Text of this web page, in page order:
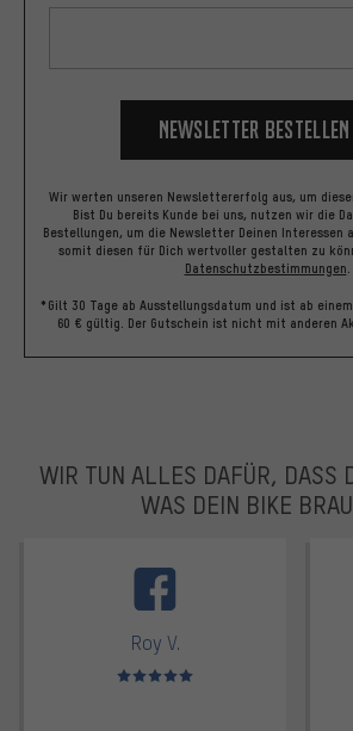
Newsletter bestellen
Wir werten unseren Newslettererfolg aus, um
Bist Du bereits Kunde bei uns, nutzen wir die
Bestellungen, um die Newsletter Deinen Interessen
somit diesen für Dich wertvoller gestalten zu
Datenschutzbestimmungen.
*Gilt 30 Tage ab Ausstellungsdatum und ist ab
60 € gültig. Der Gutschein ist nicht mit anderen
WIR TUN ALLES DAFÜR, DASS
WAS DEIN BIKE
Roy V.
Bewertungen: 5 von 5